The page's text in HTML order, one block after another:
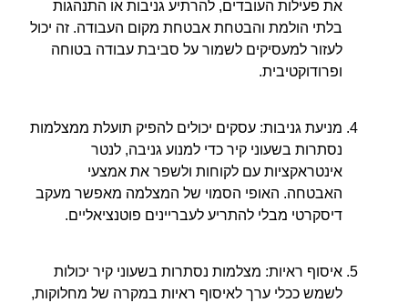
את פעילות העובדים, להרתיע גניבות או התנהגות
בלתי הולמת והבטחת אבטחת מקום העבודה. זה יכול
לעזור למעסיקים לשמור על סביבת עבודה בטוחה
ופרודוקטיבית.
מניעת גניבות: עסקים יכולים להפיק תועלת ממצלמות
נסתרות בשעוני קיר כדי למנוע גניבה, לנטר
אינטראקציות עם לקוחות ולשפר את אמצעי
האבטחה. האופי הסמוי של המצלמה מאפשר מעקב
דיסקרטי מבלי להתריע לעבריינים פוטנציאליים.
איסוף ראיות: מצלמות נסתרות בשעוני קיר יכולות
לשמש ככלי ערך לאיסוף ראיות במקרה של מחלוקות,